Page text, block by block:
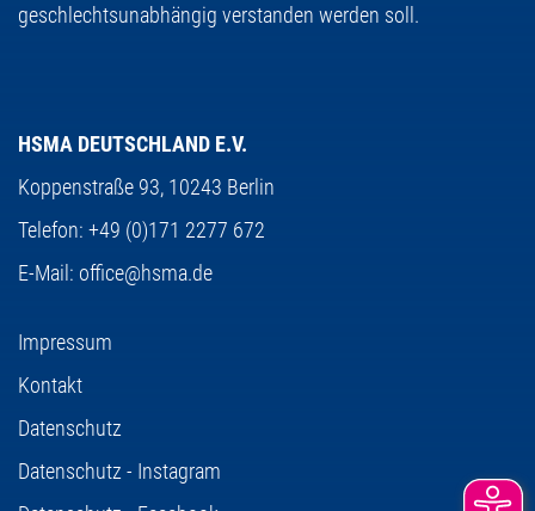
geschlechtsunabhängig verstanden werden soll.
HSMA DEUTSCHLAND E.V.
Koppenstraße 93, 10243 Berlin
Telefon: +49 (0)171 2277 672
E-Mail: office@hsma.de
Impressum
Kontakt
Datenschutz
Datenschutz - Instagram